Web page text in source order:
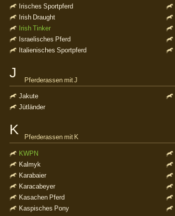
Irisches Sportpferd
Irish Draught
Irish Tinker
Israelisches Pferd
Italienisches Sportpferd
J Pferderassen mit J
Jakute
Jütländer
K Pferderassen mit K
KWPN
Kalmyk
Karabaier
Karacabeyer
Kasachen Pferd
Kaspisches Pony